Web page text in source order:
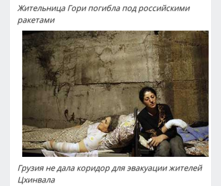
Жительница Гори погибла под российскими
ракетами
Грузия не дала коридор для эвакуации жителей
Цхинвала